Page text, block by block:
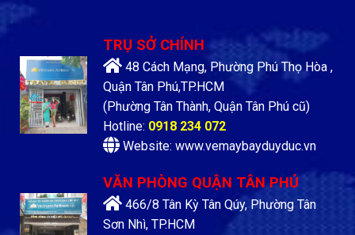
TRỤ SỞ CHÍNH
48 Cách Mạng, Phường Phú Thọ Hòa ,
Quận Tân Phú,TP.HCM
(Phường Tân Thành, Quận Tân Phú cũ)
Hotline: 0918 234 072
Website: www.vemaybayduyduc.vn
VĂN PHÒNG QUẬN TÂN PHÚ
466/8 Tân Kỳ Tân Qúy, Phường Tân
Sơn Nhì, TP.HCM